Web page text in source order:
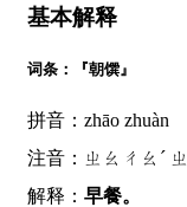
基本解释
词条：『朝馔』
拼音：zhāo zhuàn
注音：ㄓㄠㄔㄠˊ
解释： 早餐。